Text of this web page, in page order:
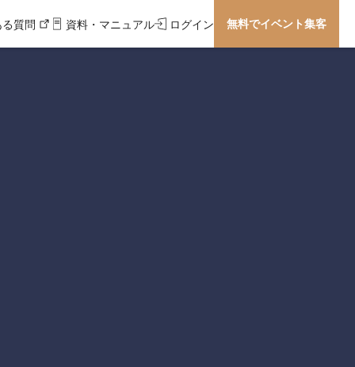
る質問 資料・マニュアル ログイン 無料でイベント集客